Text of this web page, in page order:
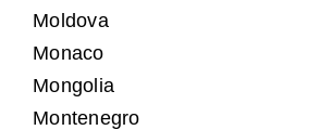
Moldova
Monaco
Mongolia
Montenegro